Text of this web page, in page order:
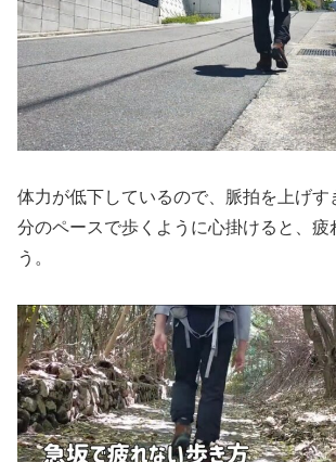
体力が低下しているので、脈拍を上げす
分のペースで歩くように心掛けると、疲
う。